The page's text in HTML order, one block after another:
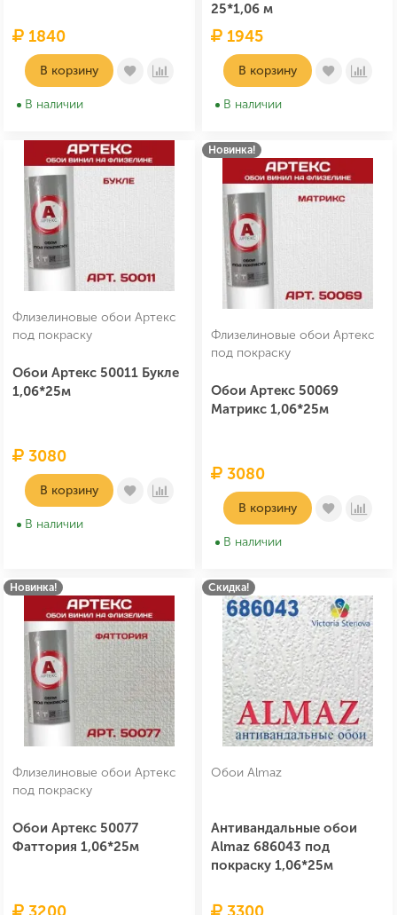
1840
В корзину
В наличии
25*1,06 м
1945
В корзину
В наличии
Флизелиновые обои Артекс
под покраску
Обои Артекс 50011 Букле
1,06*25м
3080
В корзину
В наличии
Новинка!
Флизелиновые обои Артекс
под покраску
Обои Артекс 50069
Матрикс 1,06*25м
3080
В корзину
В наличии
Новинка!
Флизелиновые обои Артекс
под покраску
Обои Артекс 50077
Фаттория 1,06*25м
Скидка!
Обои Almaz
Антивандальные обои
Almaz 686043 под
покраску 1,06*25м